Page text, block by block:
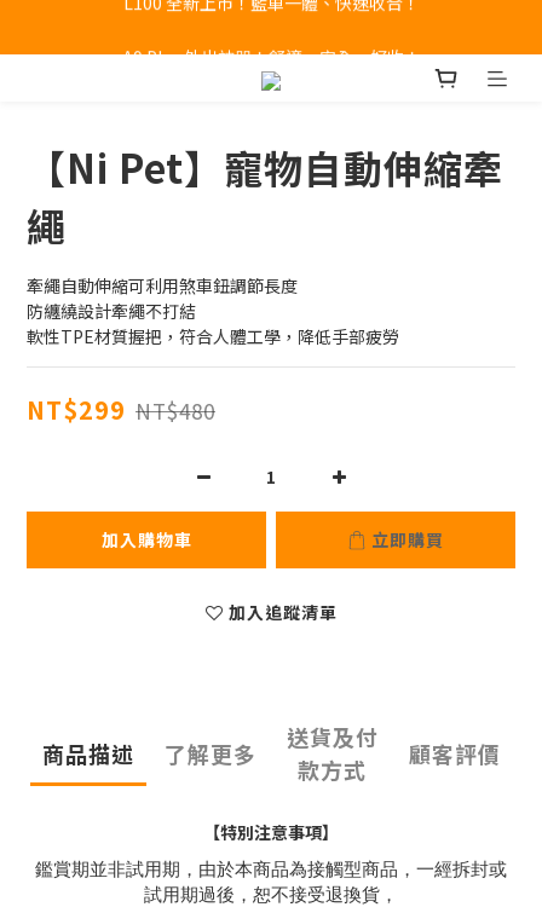
🔥全新 X100 中大型寵物推車熱賣中🔥
【Ni Pet】寵物自動伸縮牽
繩
牽繩自動伸縮可利用煞車鈕調節長度
防纏繞設計牽繩不打結
軟性TPE材質握把，符合人體工學，降低手部疲勞
NT$299 NT$480
加入購物車 立即購買
加入追蹤清單
商品描述 了解更多
送貨及付
款方式
顧客評價
【特別注意事項】
鑑賞期並非試用期，由於本商品為接觸型商品，一經拆封或
試用期過後，恕不接受退換貨，